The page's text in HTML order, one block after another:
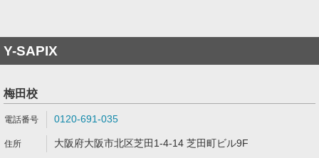
Y-SAPIX
梅田校
0120-691-035
大阪府大阪市北区芝田1-4-14 芝田町ビル9F